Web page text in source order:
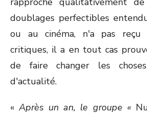
doublages perfectibles
ou au cinéma, n'a pas reçu
critiques, il a en tout cas
de faire changer les
d'actualité.
«Après un an, le groupe «